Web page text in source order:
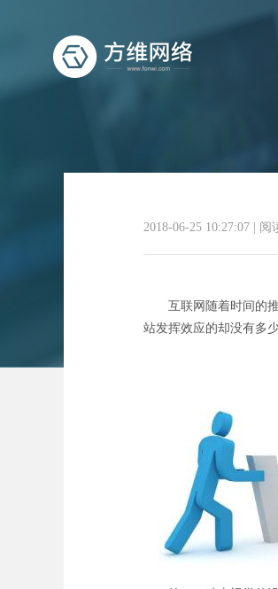
2018-06-25 10:27:07 阅
互联网随着时间的推
站发挥效应的却没有多